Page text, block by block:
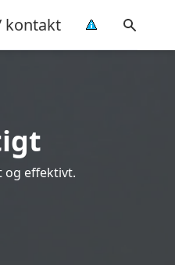
kontakt
og effektivt.